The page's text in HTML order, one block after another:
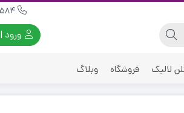
ورود
لالیک فروشگاه وبلاگ